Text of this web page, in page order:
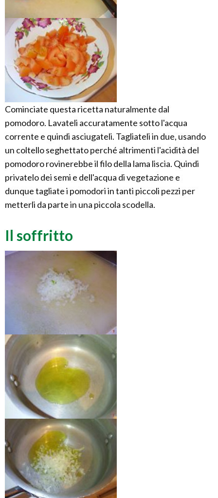
Cominciate questa ricetta naturalmente dal
pomodoro. Lavateli accuratamente sotto l'acqua
corrente e quindi asciugateli. Tagliateli in due, usando
un coltello seghettato perché altrimenti l'acidità del
pomodoro rovinerebbe il filo della lama liscia. Quindi
privatelo dei semi e dell'acqua di vegetazione e
dunque tagliate i pomodori in tanti piccoli pezzi per
metterli da parte in una piccola scodella.
Il soffritto